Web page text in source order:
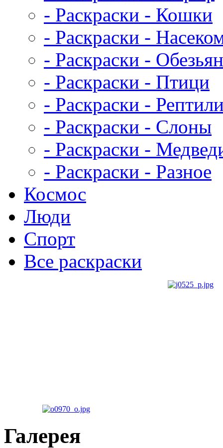
- Раскраски - Кошки
- Раскраски -
- Раскраски -
- Раскраски - Птици
- Раскраски -
- Раскраски - Слоны
- Раскраски -
- Раскраски - Разное
Космос
Люди
Спорт
Все раскраски
Галерея